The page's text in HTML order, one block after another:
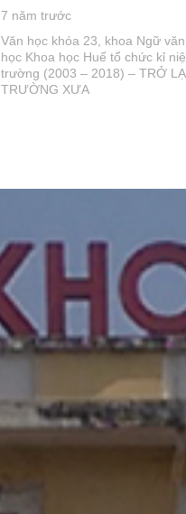
7 năm trước
Văn học khóa 23, khoa Ngữ
học Khoa học Huế tổ chức kỉ
trường (2003 – 2018) – TRỞ
TRƯỜNG XƯA